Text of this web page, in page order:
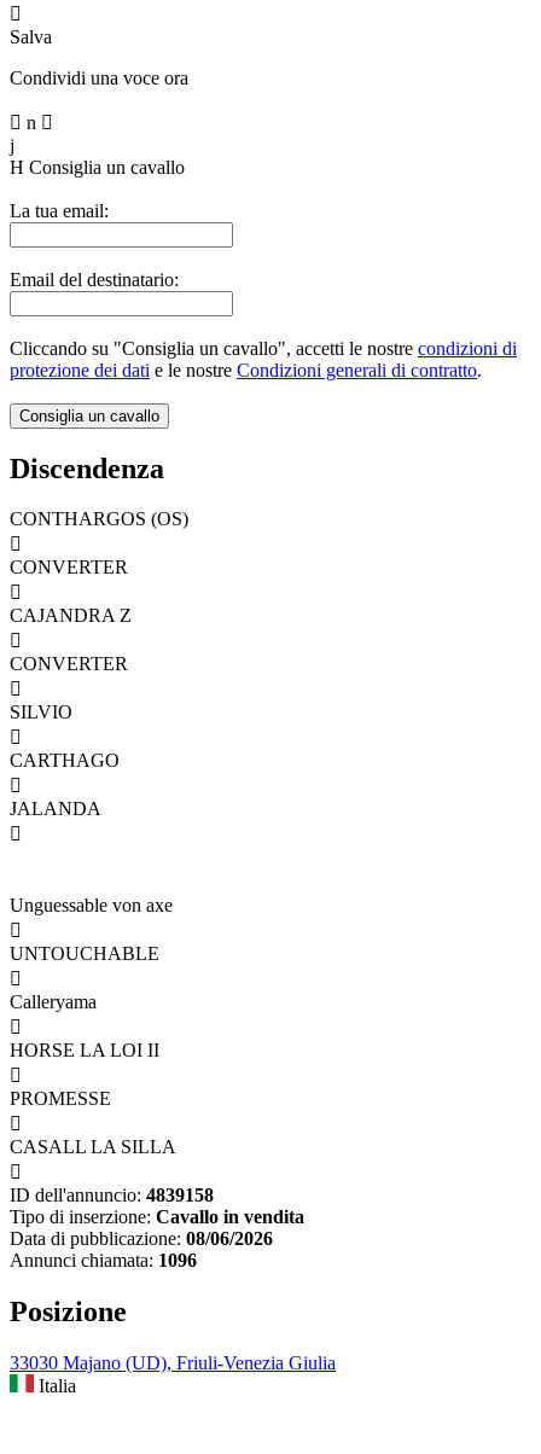

Salva
Condividi una voce ora
 n 
j
H Consiglia un cavallo
La tua email:
Email del destinatario:
Cliccando su "Consiglia un cavallo", accetti le nostre condizioni di
protezione dei dati e le nostre Condizioni generali di contratto.
Discendenza
CONTHARGOS (OS)

CONVERTER

CAJANDRA Z

CONVERTER

SILVIO

CARTHAGO

JALANDA

Unguessable von axe

UNTOUCHABLE

Calleryama

HORSE LA LOI II

PROMESSE

CASALL LA SILLA

ID dell'annuncio: 4839158
Tipo di inserzione: Cavallo in vendita
Data di pubblicazione: 08/06/2026
Annunci chiamata: 1096
Posizione
33030 Majano (UD), Friuli-Venezia Giulia
Italia